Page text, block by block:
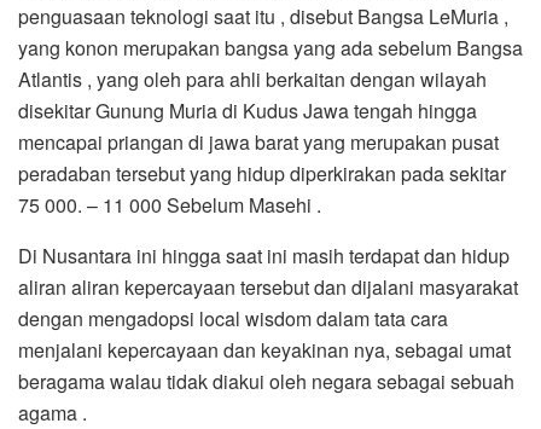
penguasaan teknologi saat itu , disebut Bangsa LeMuria ,
yang konon merupakan bangsa yang ada sebelum Bangsa
Atlantis , yang oleh para ahli berkaitan dengan wilayah
disekitar Gunung Muria di Kudus Jawa tengah hingga
mencapai priangan di jawa barat yang merupakan pusat
peradaban tersebut yang hidup diperkirakan pada sekitar
75 000. – 11 000 Sebelum Masehi .
Di Nusantara ini hingga saat ini masih terdapat dan hidup
aliran aliran kepercayaan tersebut dan dijalani masyarakat
dengan mengadopsi local wisdom dalam tata cara
menjalani kepercayaan dan keyakinan nya, sebagai umat
beragama walau tidak diakui oleh negara sebagai sebuah
agama .